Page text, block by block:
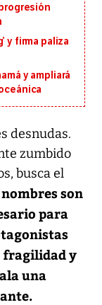
y firma paliza
y ampliará
desnudas.
zumbido
busca el
nombres son
para
fragilidad y
una